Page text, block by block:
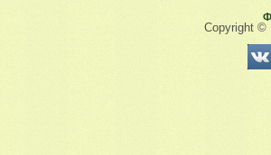
Copyright ©